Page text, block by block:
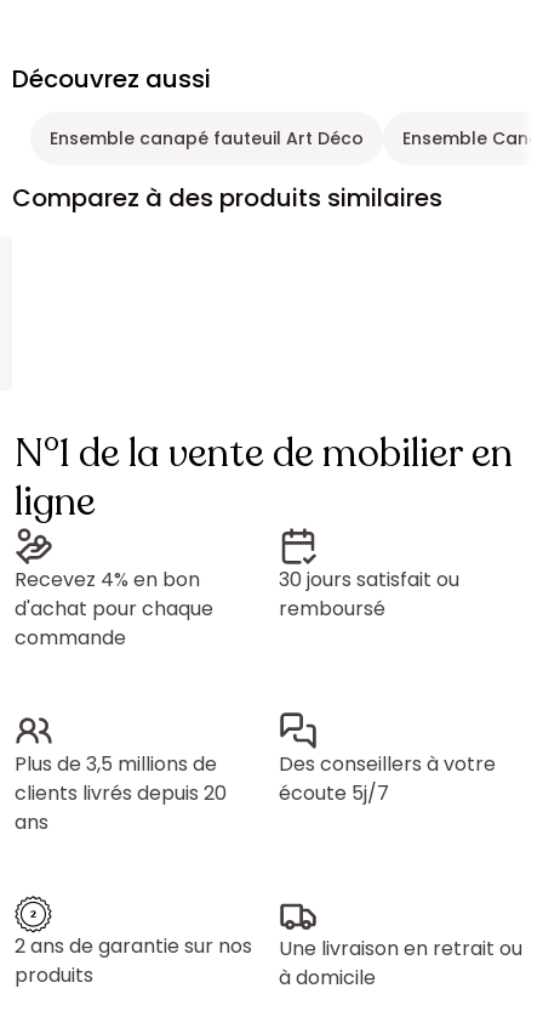
Découvrez aussi
Ensemble canapé fauteuil Art Déco Ensemble
Comparez à des produits similaires
N°1 de la vente de mobilier en
ligne
Recevez 4% en bon
d'achat pour chaque
commande
30 jours satisfait ou
remboursé
Plus de 3,5 millions de
clients livrés depuis 20
ans
Des conseillers à votre
écoute 5j/7
2 ans de garantie sur nos
produits
Une livraison en retrait ou
à domicile